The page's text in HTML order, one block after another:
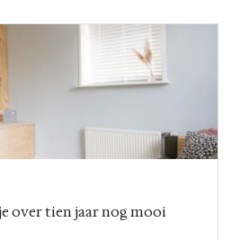
over tien jaar nog mooi